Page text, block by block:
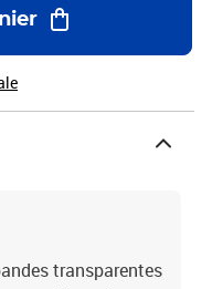
transparentes